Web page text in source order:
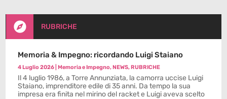
 RUBRICHE
Memoria & Impegno: ricordando Luigi Staiano
4 Luglio 2026 |Memoria e Impegno,NEWS,RUBRICHE
Il 4 luglio 1986, a Torre Annunziata, la camorra uccise Luigi
Staiano, imprenditore edile di 35 anni. Da tempo la sua
impresa era finita nel mirino del racket e Luigi aveva scelto